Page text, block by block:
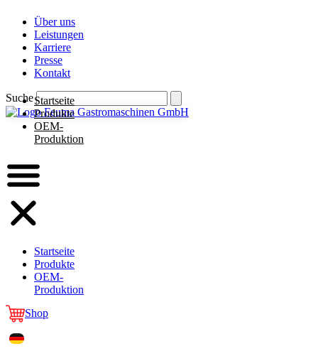
Über uns
Leistungen
Karriere
Presse
Kontakt
SucheStartseite
Produkte
OEM-
Produktion
Startseite
Produkte
OEM-
Produktion
Shop